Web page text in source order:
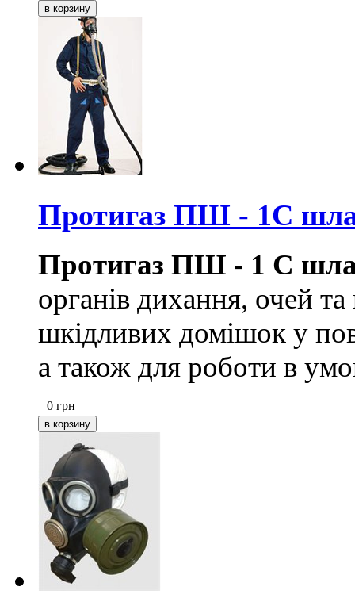
Протигаз ПШ - 1С
Протигаз ПШ - 1 С
органів дихання, очей
шкідливих домішок у
а також для роботи в
0 грн